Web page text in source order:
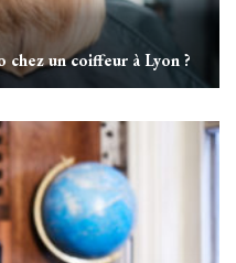
un coiffeur à Lyon ?